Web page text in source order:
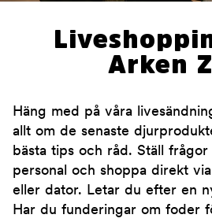
Arken
Häng med på våra
allt om de senaste
bästa tips och råd. Ställ
personal och shoppa direkt
eller dator. Letar du efter en
Har du funderingar om foder